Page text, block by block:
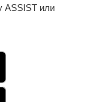
ASSIST или